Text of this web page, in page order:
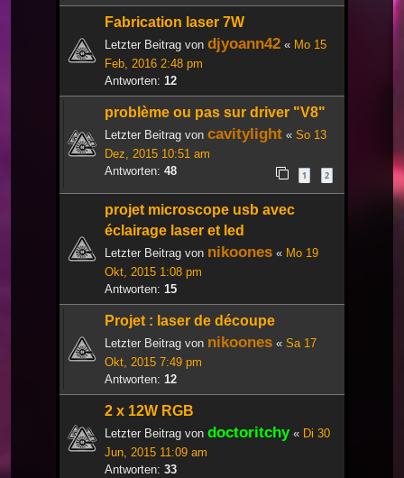
Fabrication laser 7W
Letzter Beitrag von djyoann42 « Mo 15
Feb, 2016 2:48 pm
Antworten: 12
problème ou pas sur driver "V8"
Letzter Beitrag von cavitylight « So 13
Dez, 2015 10:51 am
Antworten: 48 1 2
projet microscope usb avec
éclairage laser et led
Letzter Beitrag von nikoones « Mo 19
Okt, 2015 1:08 pm
Antworten: 15
Projet : laser de découpe
Letzter Beitrag von nikoones « Sa 17
Okt, 2015 7:49 pm
Antworten: 12
2 x 12W RGB
Letzter Beitrag von doctoritchy« Di 30
Jun, 2015 11:09 am
Antworten: 33